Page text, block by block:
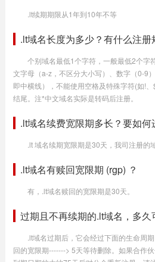
.lt续期期限从1年到10年不等
.lt域名长度为多少？有什么注册
个别域名最低1个字符，一般最低2个字
文字母（a-z，不区分大小写）、数字（0-9
即中横线），不能使用空格及特殊字符(如!
结尾。注*中文域名实际是转码后注册。
.lt域名续费宽限期多长？要如何
.lt 域名续期宽限期是30天，我司注册的
.lt域名有赎回宽限期 (rgp) ？
有，.lt域名赎回的宽限期是30天。
过期且不再续期的.lt域名，多久
.lt域名过期后，它会经过下面的生命周
回的宽限期-------> 5天等待删除。如果合作